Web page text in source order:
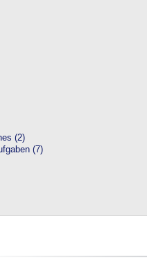
(2)
(7)